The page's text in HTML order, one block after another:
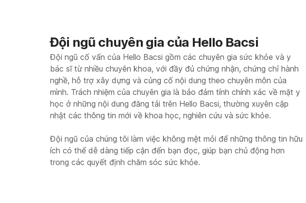
Đội ngũ chuyên gia của Hello Bacsi
Đội ngũ cố vấn của Hello Bacsi gồm các chuyên gia sức khỏe và y
bác sĩ từ nhiều chuyên khoa, với đầy đủ chứng nhận, chứng chỉ hành
nghề, hỗ trợ xây dựng và củng cố nội dung theo chuyên môn của
mình. Trách nhiệm của chuyên gia là bảo đảm tính chính xác về mặt y
học ở những nội dung đăng tải trên Hello Bacsi, thường xuyên cập
nhật các thông tin mới về khoa học, nghiên cứu và sức khỏe.
Đội ngũ của chúng tôi làm việc không mệt mỏi để những thông tin hữu
ích có thể dễ dàng tiếp cận đến bạn đọc, giúp bạn chủ động hơn
trong các quyết định chăm sóc sức khỏe.